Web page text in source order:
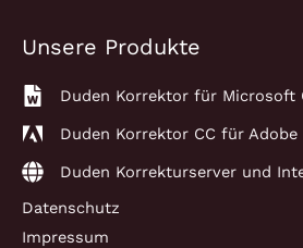
Unsere Produkte
Duden Korrektor für Microsoft
Duden Korrektor CC für
Duden Korrekturserver und
Datenschutz
Impressum